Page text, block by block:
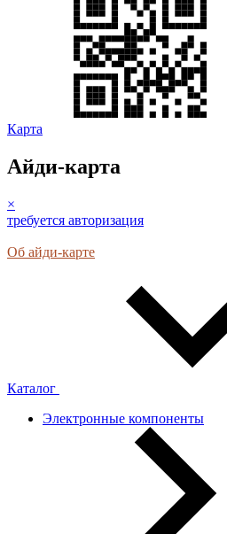
Карта
Айди-карта
×
требуется авторизация
Об айди-карте
Каталог
Электронные компоненты